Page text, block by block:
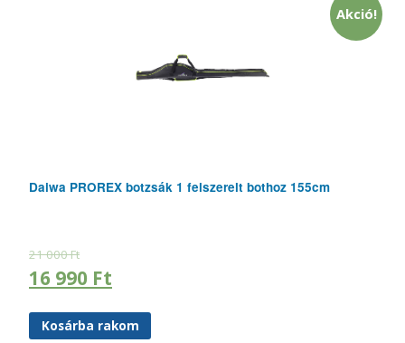
Akció!
Daiwa PROREX botzsák 1 felszerelt bothoz 155cm
21 000Ft
16 990 Ft
Kosárba rakom